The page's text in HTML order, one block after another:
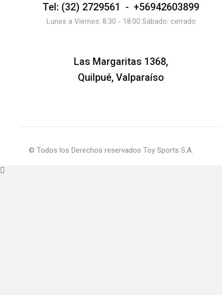
Tel: (32) 2729561 - +56942603899
Lunes a Viernes: 8:30 - 18:00 Sábado: cerrado
Las Margaritas 1368,
Quilpué, Valparaíso
© Todos los Derechos reservados Toy Sports S.A.